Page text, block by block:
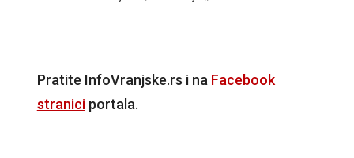
Pratite InfoVranjske.rs i na Facebook
straniciportala.